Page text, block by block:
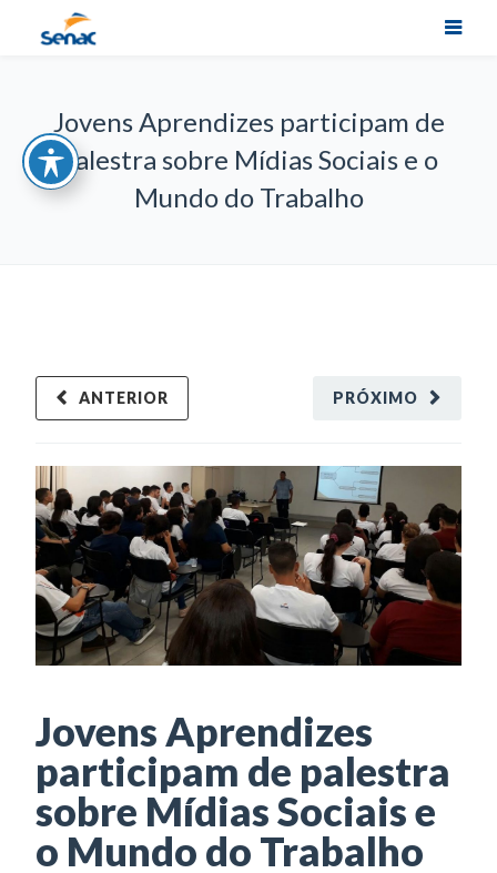
Jovens Aprendizes participam de
palestra sobre Mídias Sociais e o
Mundo do Trabalho
PRÓXIMO
ANTERIOR
Jovens Aprendizes
participam de palestra
sobre Mídias Sociais e
o Mundo do Trabalho